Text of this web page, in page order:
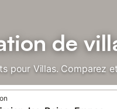
de
pour Villas. Comparez